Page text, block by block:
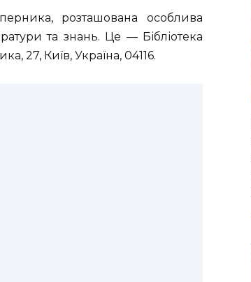
розташована особлива
та знань. Це — Бібліотека
27, Київ, Україна, 04116.